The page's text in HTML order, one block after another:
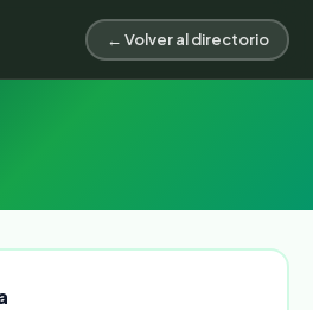
← Volver al directorio